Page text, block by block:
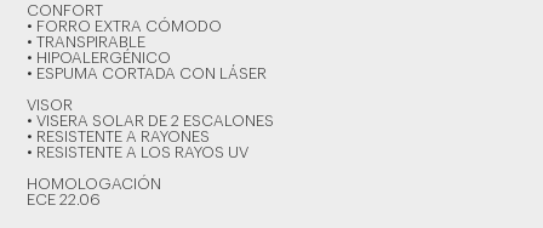
CONFORT
• FORRO EXTRA CÓMODO
• TRANSPIRABLE
• HIPOALERGÉNICO
• ESPUMA CORTADA CON LÁSER
VISOR
• VISERA SOLAR DE 2 ESCALONES
• RESISTENTE A RAYONES
• RESISTENTE A LOS RAYOS UV
HOMOLOGACIÓN
ECE 22.06